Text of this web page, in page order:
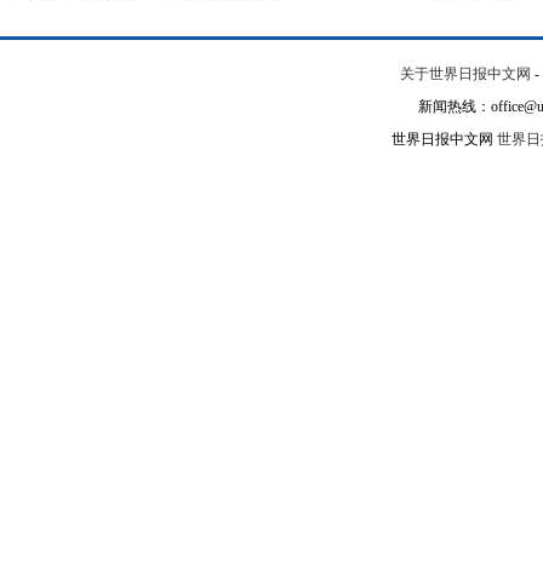
关于世界日报中文网 -
新闻热线：
世界日报中文网 世界